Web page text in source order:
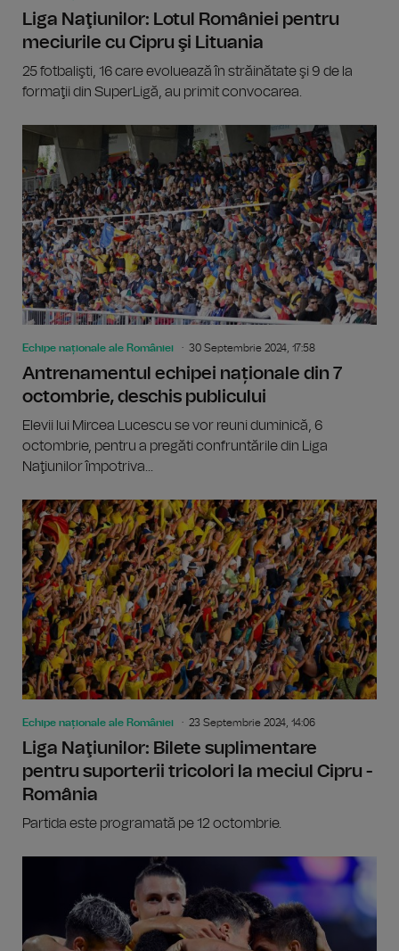
Liga Naţiunilor: Lotul României pentru
meciurile cu Cipru şi Lituania
25 fotbalişti, 16 care evoluează în străinătate şi 9 de la
formaţii din SuperLigă, au primit convocarea.
Echipe naționale ale României 30 Septembrie 2024, 17:58
Antrenamentul echipei naționale din 7
octombrie, deschis publicului
Elevii lui Mircea Lucescu se vor reuni duminică, 6
octombrie, pentru a pregăti confruntările din Liga
Naţiunilor împotriva...
Echipe naționale ale României 23 Septembrie 2024, 14:06
Liga Naţiunilor: Bilete suplimentare
pentru suporterii tricolori la meciul Cipru -
România
Partida este programată pe 12 octombrie.